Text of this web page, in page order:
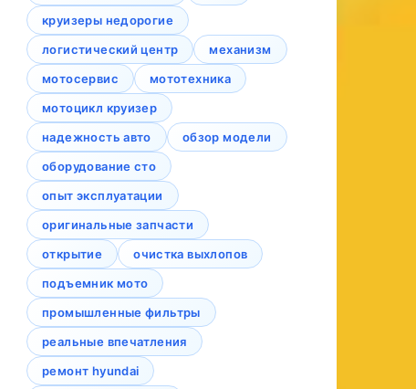
круизеры недорогие
логистический центр
механизм
мотосервис
мототехника
мотоцикл круизер
надежность авто
обзор модели
оборудование сто
опыт эксплуатации
оригинальные запчасти
открытие
очистка выхлопов
подъемник мото
промышленные фильтры
реальные впечатления
ремонт hyundai